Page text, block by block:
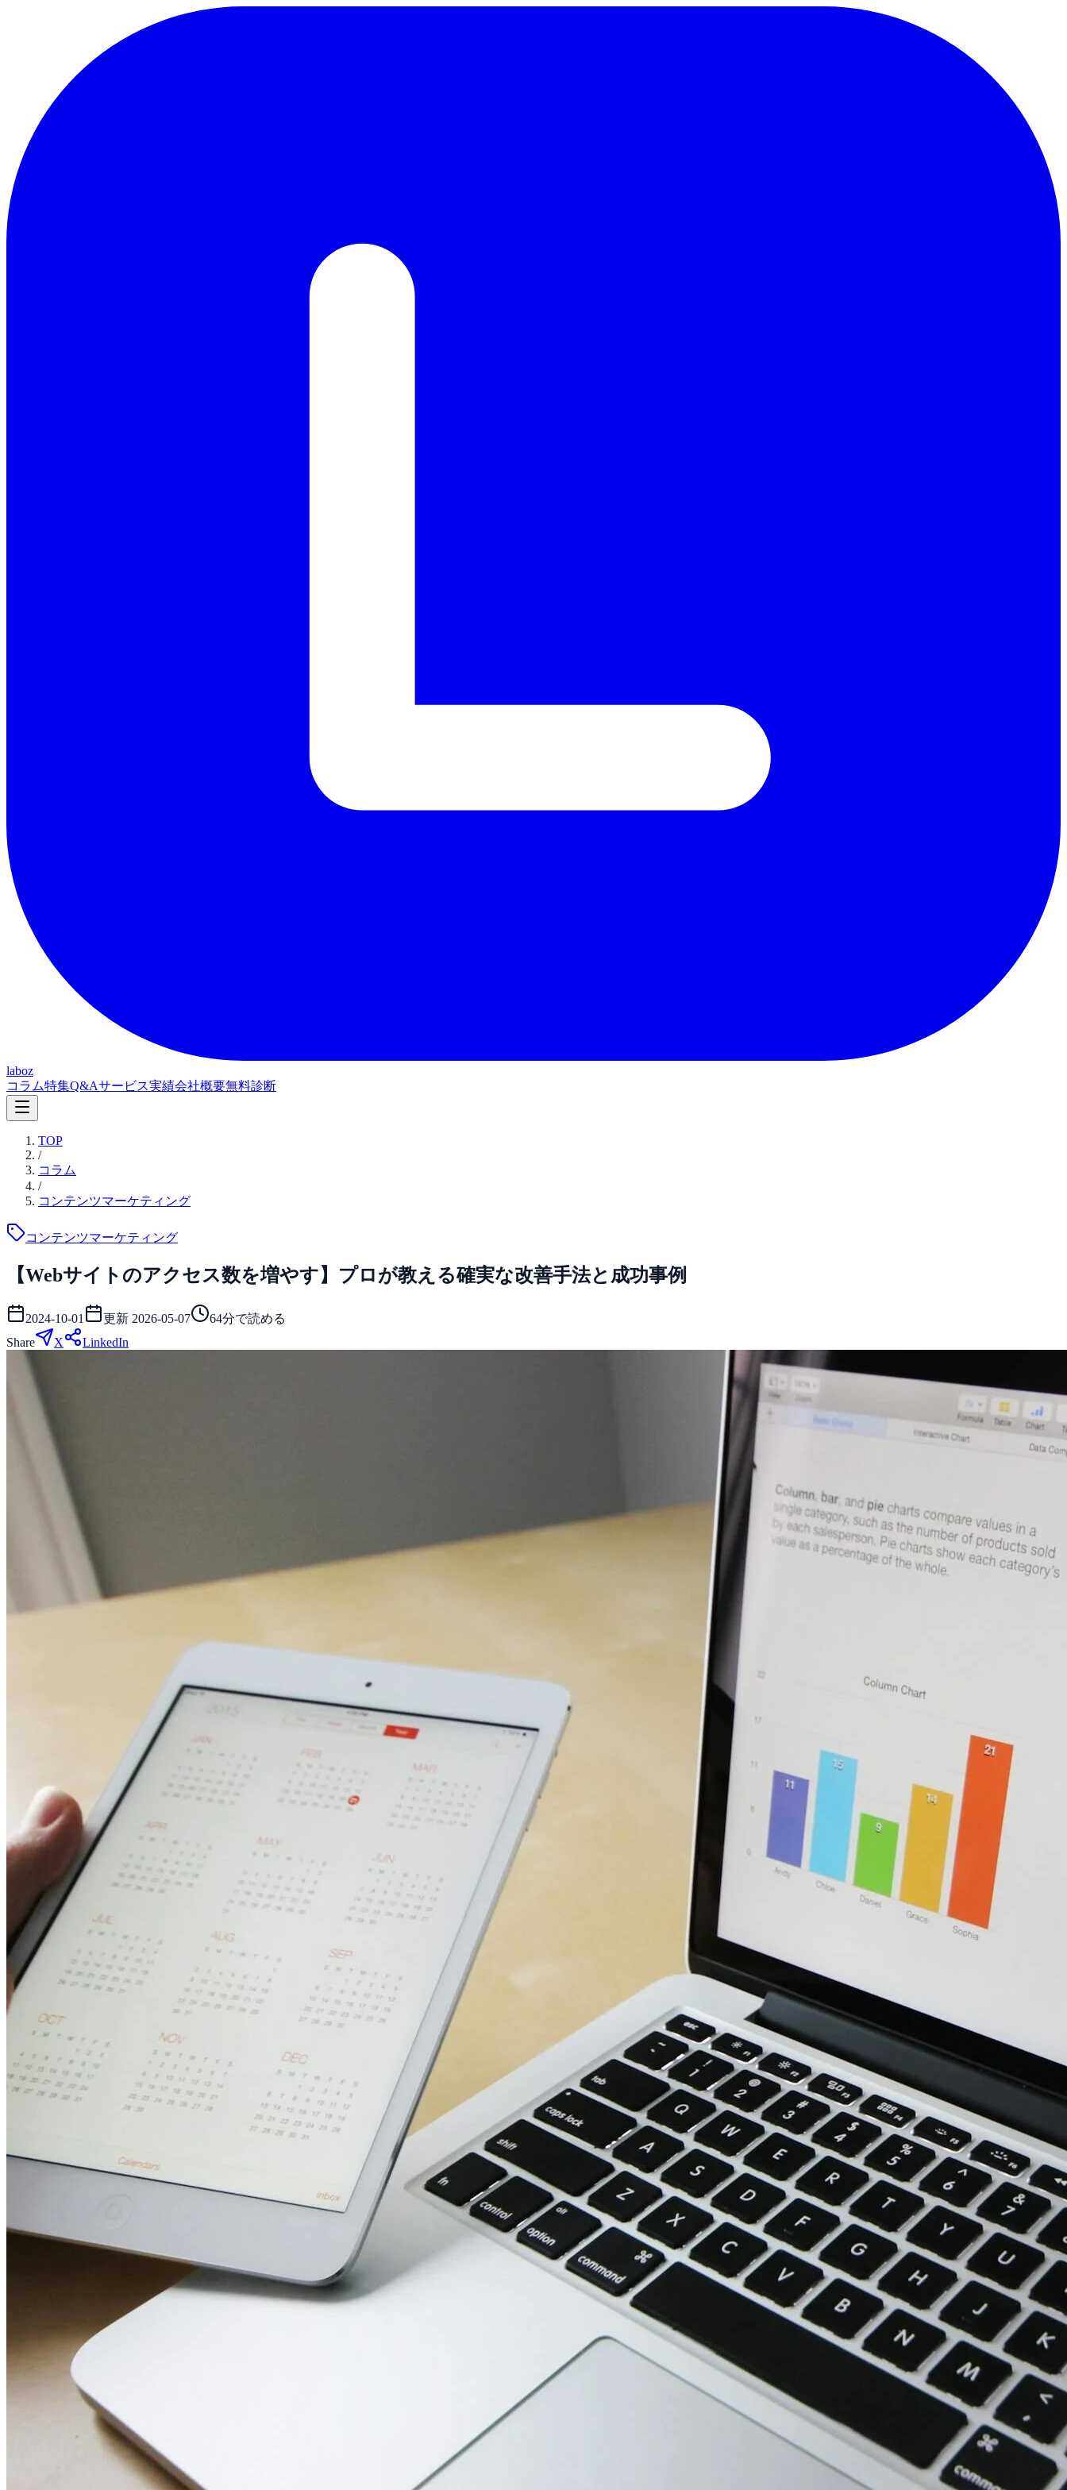
laboz
コラム特集Q&Aサービス実績会社概要無料診断
TOP
/
コラム
/
コンテンツマーケティング
コンテンツマーケティング
【Webサイトのアクセス数を増やす】プロが教える確実な改善手法と成功事例
2024-10-01 更新 2026-05-07 64分で読める
Share
X LinkedIn